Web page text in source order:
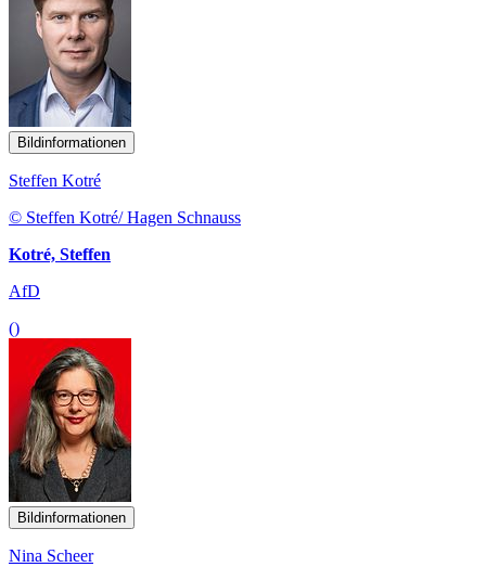
Bildinformationen
Steffen Kotré
© Steffen Kotré/ Hagen Schnauss
Kotré, Steffen
AfD
()
Bildinformationen
Nina Scheer